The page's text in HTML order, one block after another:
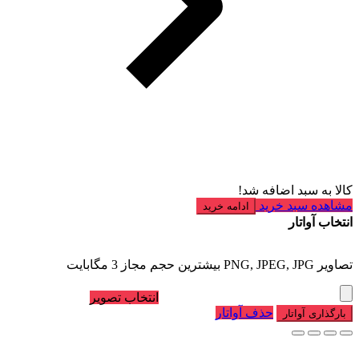
کالا به سبد اضافه شد!
مشاهده سبد خرید
ادامه خرید
انتخاب آواتار
تصاویر PNG, JPEG, JPG بیشترین حجم مجاز 3 مگابایت
انتخاب تصویر
بارگذاری آواتار حذف آواتار